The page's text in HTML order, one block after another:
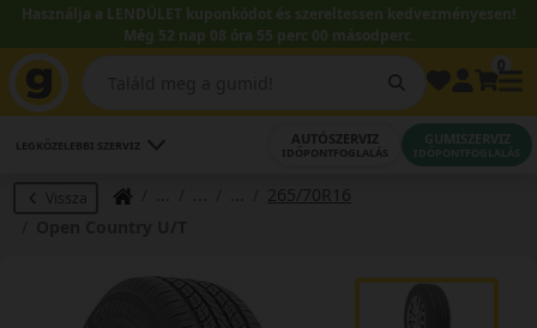
Használja a LENDÜLET kuponkódot és szereltessen kedvezményesen!
Még 52 nap 08 óra 55 perc 00 másodperc.
LEGKÖZELEBBI SZERVIZ AUTÓSZERVIZ
IDŐPONTFOGLALÁS
GUMISZERVIZ
IDŐPONTFOGLALÁS
Vissza
265/70R16